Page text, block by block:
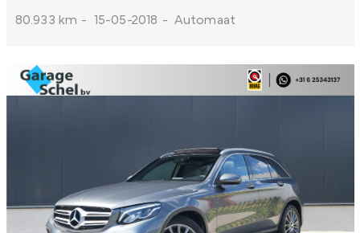
80.933 km - 15-05-2018 - Automaat